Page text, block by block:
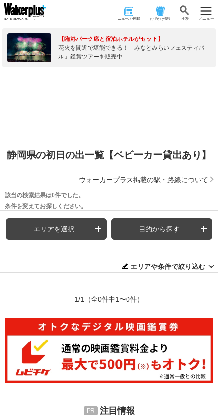
ニュース･連載 おでかけ情報 検 索 メニュー
【臨港パーク席と宿泊ホテルがセット】
花火を間近で堪能できる！「みなとみらいフェスティバ
ル」鑑賞ツアーを販売中
静岡県の初日の出一覧【ベビーカー貸出あり】
ウォーカープラス掲載の駅・路線について
該当の検索結果は0件でした。
条件を変えてお探しください。
エリアを選択 目的から探す
エリアや条件で絞り込む
1/1 （全0件中1〜0件）
注目情報